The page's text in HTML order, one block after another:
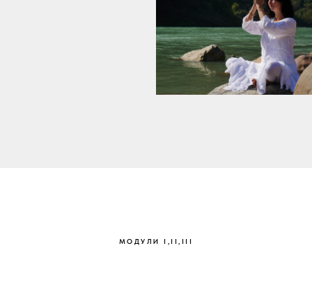
МОДУЛИ I,II,III